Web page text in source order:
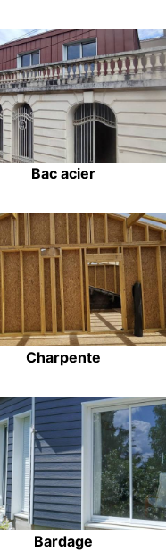
Bac acier
Charpente
Bardage